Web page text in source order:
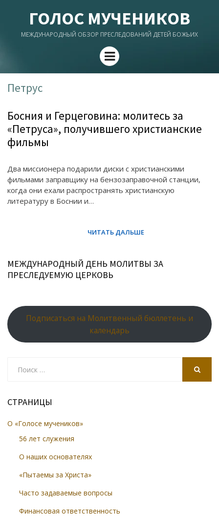
ГОЛОС МУЧЕНИКОВ
МЕЖДУНАРОДНЫЙ ОБЗОР ПРЕСЛЕДОВАНИЙ ДЕТЕЙ БОЖЬИХ
Menu
Петрус
Босния и Герцеговина: молитесь за
«Петруса», получившего христианские
фильмы
Два миссионера подарили диски с христианскими
фильмами заправщику на бензозаправочной станции,
когда они ехали распространять христианскую
литературу в Боснии и…
МЕЖДУНАРОДНЫЙ ДЕНЬ МОЛИТВЫ ЗА
ПРЕСЛЕДУЕМУЮ ЦЕРКОВЬ
Подписаться на Молитвенный бюллетень и
календарь
СТРАНИЦЫ
О «Голосе мучеников»
56 лет служения
О наших основателях
«Пытаемы за Христа»
Часто задаваемые вопросы
Финансовая ответственность